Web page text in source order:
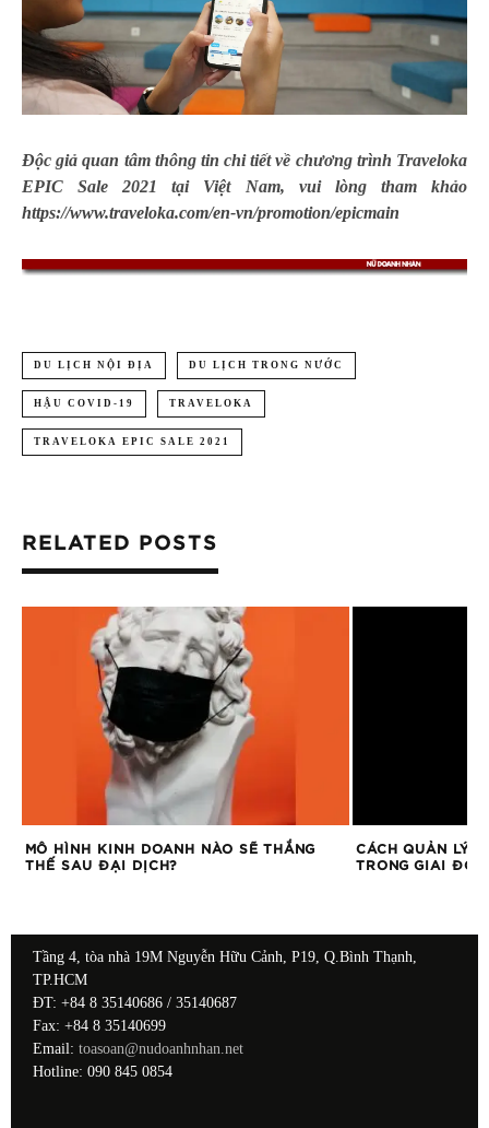
Độc giả quan tâm thông tin chi tiết về chương trình Traveloka
EPIC Sale 2021 tại Việt Nam, vui lòng tham khảo
https://www.traveloka.com/en-vn/promotion/epicmain
DU LỊCH NỘI ĐỊA DU LỊCH TRONG NƯỚC
HẬU COVID-19 TRAVELOKA
TRAVELOKA EPIC SALE 2021
RELATED POSTS
MÔ HÌNH KINH DOANH NÀO SẼ THẮNG
THẾ SAU ĐẠI DỊCH?
CÁCH QUẢN LÝ
TRONG GIAI
Tầng 4, tòa nhà 19M Nguyễn Hữu Cảnh, P19, Q.Bình Thạnh,
TP.HCM
ĐT: +84 8 35140686 / 35140687
Fax: +84 8 35140699
Email: toasoan@nudoanhnhan.net
Hotline: 090 845 0854